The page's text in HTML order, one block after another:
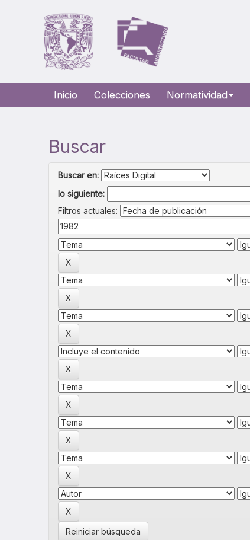
Inicio Colecciones Normatividad
Buscar
Buscar en:
lo siguiente:
Filtros actuales:
Reiniciar búsqueda